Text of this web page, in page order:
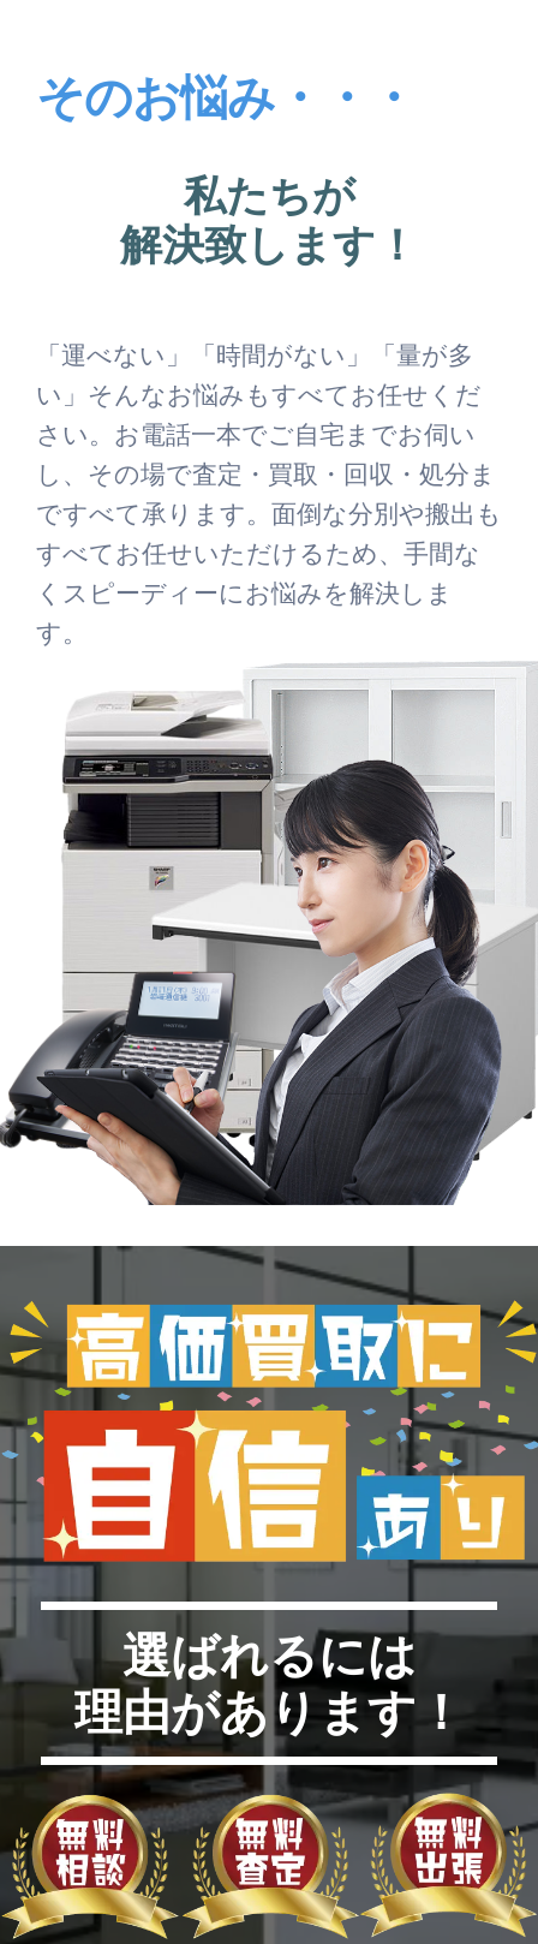
そのお悩み・・・
私たちが
解決致します！
「運べない」「時間がない」「量が多
い」そんなお悩みもすべてお任せくだ
さい。お電話一本でご自宅までお伺い
し、その場で査定・買取・回収・処分ま
ですべて承ります。面倒な分別や搬出も
すべてお任せいただけるため、手間な
くスピーディーにお悩みを解決しま
す。
選ばれるには
理由があります！